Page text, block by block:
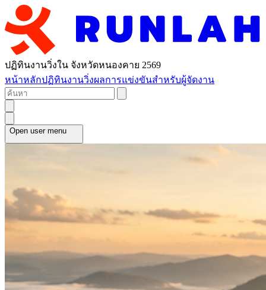
ปฏิทินงานวิ่งใน จังหวัดหนองคาย 2569
หน้าหลักปฏิทินงานวิ่งผลการแข่งขันสำหรับผู้จัดงาน
Open user menu